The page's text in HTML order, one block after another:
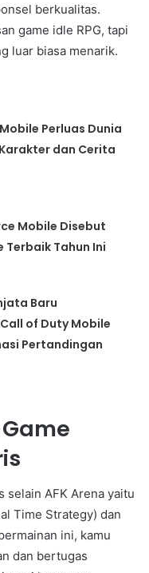
berkualitas.
game idle RPG, tapi
luar biasa menarik.
Perluas Dunia
dan Cerita
Mobile Disebut
Terbaik Tahun Ini
Baru
of Duty Mobile
Pertandingan
selain AFK Arena yaitu
Time Strategy) dan
ini, kamu
dan bertugas